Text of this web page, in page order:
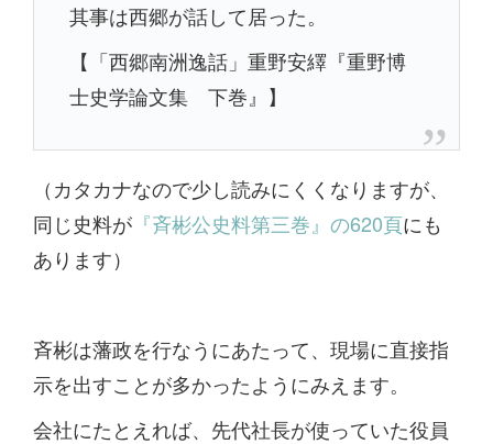
其事は西郷が話して居った。
【「西郷南洲逸話」重野安繹『重野博
士史学論文集 下巻』】
（カタカナなので少し読みにくくなりますが、
同じ史料が 『斉彬公史料第三巻』の620頁にも
あります）
斉彬は藩政を行なうにあたって、現場に直接指
示を出すことが多かったようにみえます。
会社にたとえれば、先代社長が使っていた役員